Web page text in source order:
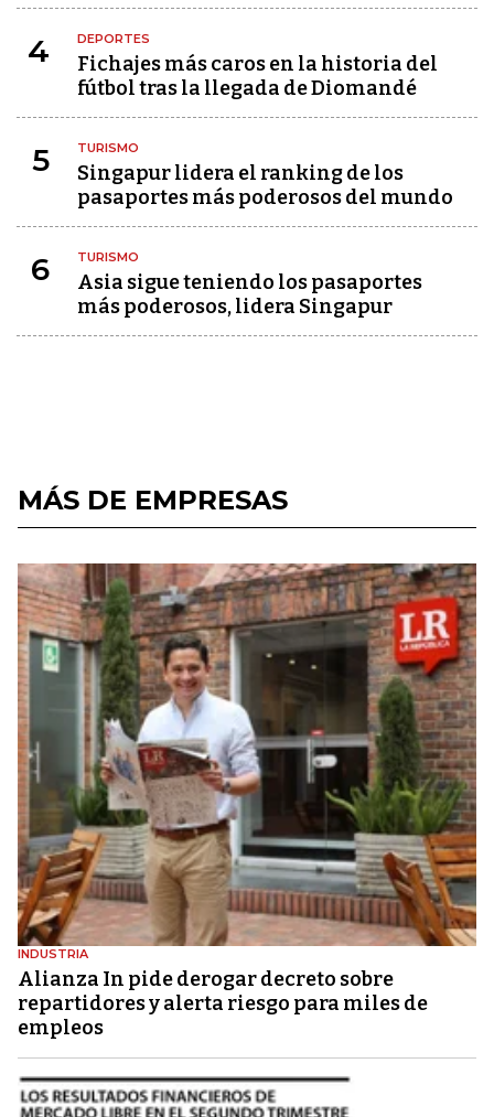
4 DEPORTES
Fichajes más caros en la historia del
fútbol tras la llegada de Diomandé
5 TURISMO
Singapur lidera el ranking de los
pasaportes más poderosos del mundo
6 TURISMO
Asia sigue teniendo los pasaportes
más poderosos, lidera Singapur
MÁS DE EMPRESAS
INDUSTRIA
Alianza In pide derogar decreto sobre
repartidores y alerta riesgo para miles de
empleos